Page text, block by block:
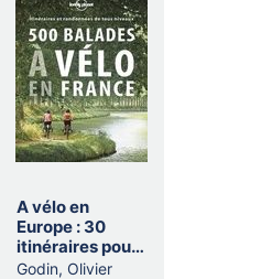
A vélo en
Europe : 30
itinéraires pour
pédaler le nez
Godin, Olivier